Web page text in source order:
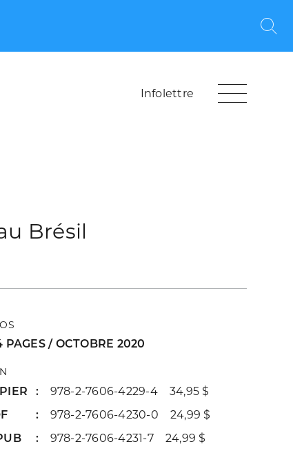
Infolettre
Brésil
PAGES / OCTOBRE 2020
978-2-7606-4229-4 34,95 $
978-2-7606-4230-0 24,99 $
978-2-7606-4231-7 24,99 $